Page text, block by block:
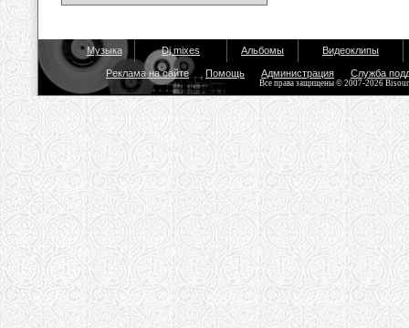
Музыка Dj mixes Альбомы Видеоклипы
Реклама на сайте Помощь Администрация Служба
Все права защищены © 2007-2026